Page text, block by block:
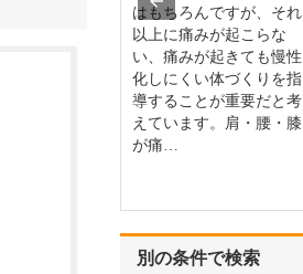
別の条件で検索
はもちろんですが、それ
以上に痛みが起こらな
い、痛みが起きても慢性
化しにくい体づくりを指
導することが重要だと考
えています。肩・腰・膝
が痛…